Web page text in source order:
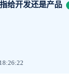
给开发还是产品